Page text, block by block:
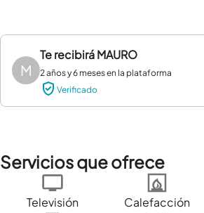
M
Te recibiráMAURO
2 años y 6 meses en la plataforma
Verificado
Servicios que ofrece
Televisión Calefacción